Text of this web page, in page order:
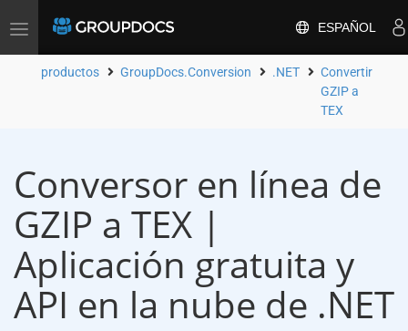
Toggle
ESPAÑOL
productos GroupDocs.Conversion .NET
Convertir
GZIP a
TEX
Conversor en línea de
GZIP a TEX |
Aplicación gratuita y
API en la nube de .NET